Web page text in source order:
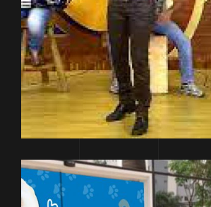
DESENVOLVIMENTO
MARKETING
Cantor Flávio Otoni